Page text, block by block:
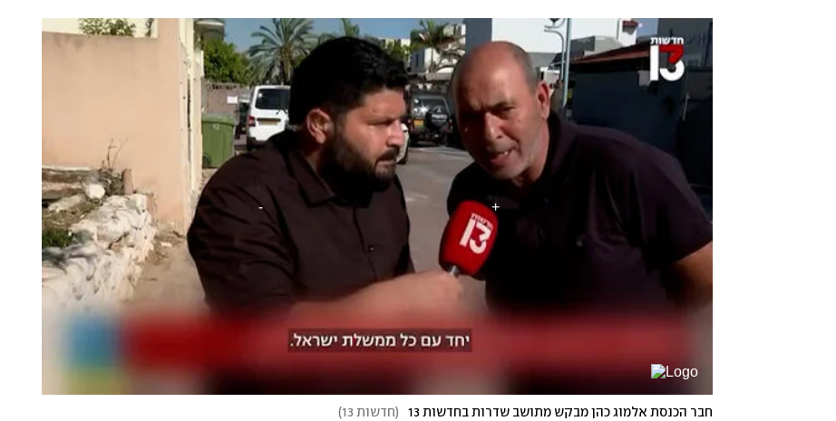
חבר הכנסת אלמוג כהן מבקש מתושב שדרות בחדשות 13 (חדשות 13 )